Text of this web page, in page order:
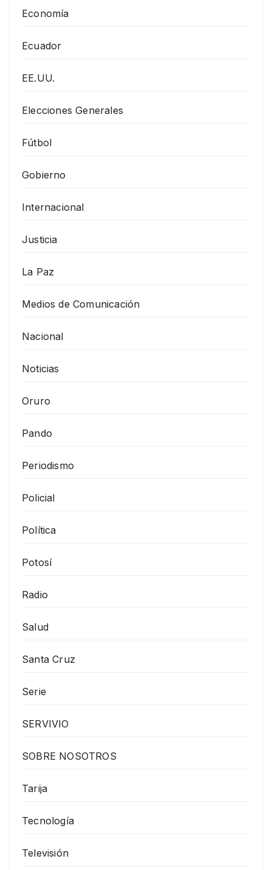
Economía
Ecuador
EE.UU.
Elecciones Generales
Fútbol
Gobierno
Internacional
Justicia
La Paz
Medios de Comunicación
Nacional
Noticias
Oruro
Pando
Periodismo
Policial
Política
Potosí
Radio
Salud
Santa Cruz
Serie
SERVIVIO
SOBRE NOSOTROS
Tarija
Tecnología
Televisión